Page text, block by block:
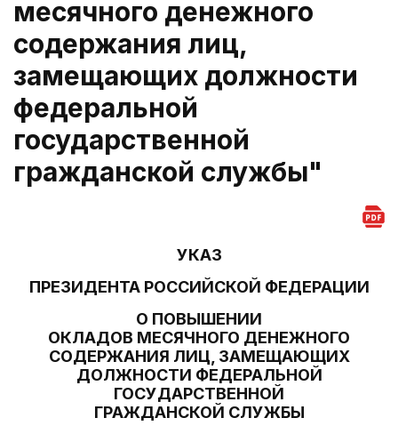
месячного денежного
содержания лиц,
замещающих должности
федеральной
государственной
гражданской службы"
УКАЗ
ПРЕЗИДЕНТА РОССИЙСКОЙ ФЕДЕРАЦИИ
О ПОВЫШЕНИИ
ОКЛАДОВ МЕСЯЧНОГО ДЕНЕЖНОГО
СОДЕРЖАНИЯ ЛИЦ, ЗАМЕЩАЮЩИХ
ДОЛЖНОСТИ ФЕДЕРАЛЬНОЙ
ГОСУДАРСТВЕННОЙ
ГРАЖДАНСКОЙ СЛУЖБЫ